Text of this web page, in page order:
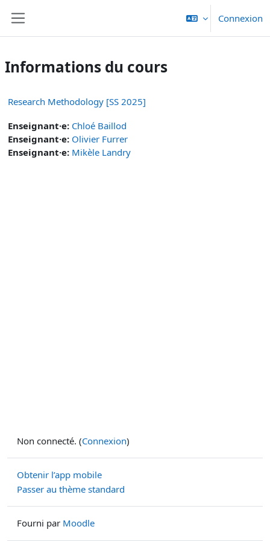
Connexion
Informations du cours
Research Methodology [SS 2025]
Enseignant·e: Chloé Baillod
Enseignant·e: Olivier Furrer
Enseignant·e: Mikèle Landry
Non connecté. (Connexion)
Obtenir l’app mobile
Passer au thème standard
Fourni par Moodle